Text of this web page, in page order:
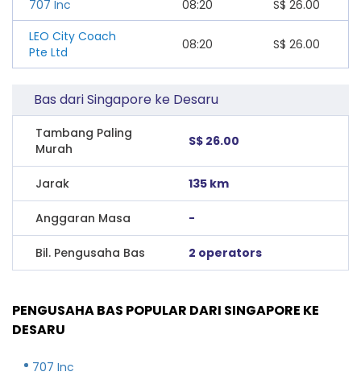
707 Inc 08:20 S$ 26.00
LEO City Coach
Pte Ltd
08:20 S$ 26.00
Bas dari Singapore ke Desaru
Tambang Paling
Murah
S$ 26.00
Jarak 135 km
Anggaran Masa -
Bil. Pengusaha Bas 2 operators
PENGUSAHA BAS POPULAR DARI SINGAPORE KE
DESARU
707 Inc